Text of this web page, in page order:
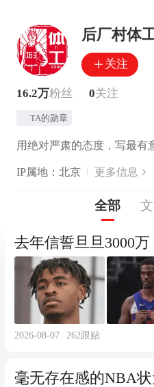
后厂村体
关注
16.2万粉丝 0关注
TA的勋章
用绝对严肃的态度，写最有
IP属地：北京 更多信息
全部
去年信誓旦旦3000
2026-08-07 262跟贴
毫无存在感的NBA